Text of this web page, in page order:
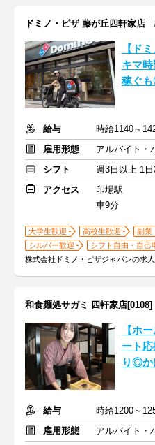
ドミノ・ピザ 藤が丘四軒家店
【ド
キマ
稼ぐ
給与
時給1140～
雇用形態
アルバイト・
シフト
週3日以上 1
アクセス
印場駅
車9分
大学生歓迎 高校生歓迎
副業
シルバー歓迎
シフト自由・自己
株式会社ドミノ・ピザジャパンの求
和食麺処サガミ 四軒家店[0108]
【ホ
ート
り◎か
給与
時給1200～
雇用形態
アルバイト・